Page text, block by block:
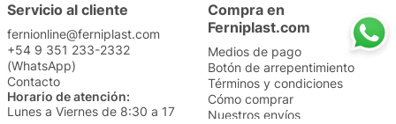
Servicio al cliente
fernionline@ferniplast.com
+54 9 351 233-2332
(WhatsApp)
Contacto
Horario de atención:
Lunes a Viernes de 8:30 a 17
Compra en
Ferniplast.com
Medios de pago
Botón de arrepentimiento
Términos y condiciones
Cómo comprar
Nuestros envíos